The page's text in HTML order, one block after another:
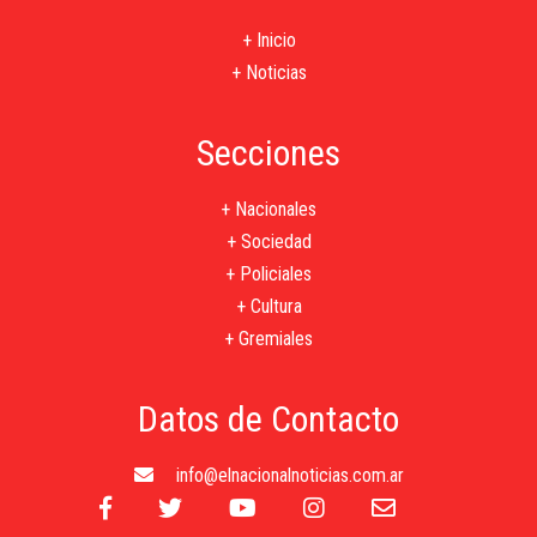
+ Inicio
+ Noticias
Secciones
+ Nacionales
+ Sociedad
+ Policiales
+ Cultura
+ Gremiales
Datos de Contacto
info@elnacionalnoticias.com.ar